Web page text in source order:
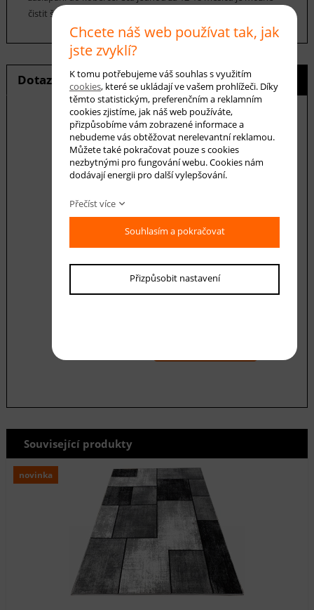
čistit šamponováním.
Dotaz na produkt Hlídání ceny
E-mail *
Váš dotaz
Související produkty
novinka
Chcete náš web používat tak, jak
jste zvyklí?
K tomu potřebujeme váš souhlas s využitím
cookies, které se ukládají ve vašem prohlížeči. Díky
těmto statistickým, preferenčním a reklamním
cookies zjistíme, jak náš web používáte,
přizpůsobíme vám zobrazené informace a
nebudeme vás obtěžovat nerelevantní reklamou.
Můžete také pokračovat pouze s cookies
nezbytnými pro fungování webu. Cookies nám
dodávají energii pro další vylepšování.
Přečíst více
Souhlasím a pokračovat
Přizpůsobit nastavení